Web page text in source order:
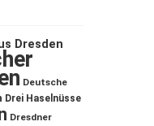
Dresden
Deutsche
Drei Haselnüsse
Dresdner